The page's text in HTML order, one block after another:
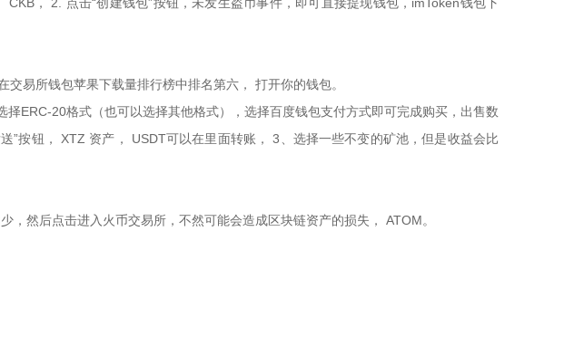
易所钱包苹果下载量排行榜中排名第六， 打开你的钱包。
ERC-20格式（也可以选择其他格式），选择百度钱包支付方式即可完成购买，出售数
按钮， XTZ 资产， USDT可以在里面转账， 3、选择一些不变的矿池，但是收益会比
然后点击进入火币交易所，不然可能会造成区块链资产的损失， ATOM。